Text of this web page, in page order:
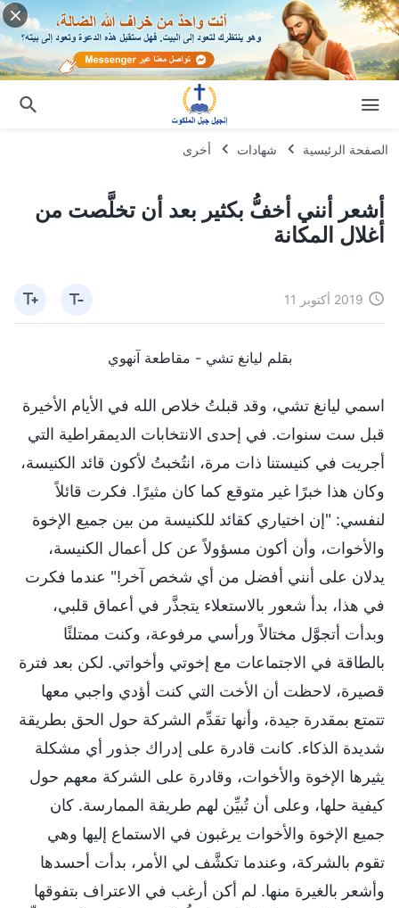
الصفحة الرئيسية شهادات أخرى
أشعر أنني أخفُّ بكثير بعد أن تخلَّصت من
أغلال المكانة
2019 أكتوبر 11
بقلم ليانغ تشي - مقاطعة آنهوي
اسمي ليانغ تشي، وقد قبلتُ خلاص الله في الأيام الأخيرة
قبل ست سنوات. في إحدى الانتخابات الديمقراطية التي
أجريت في كنيستنا ذات مرة، انتُخبتُ لأكون قائد الكنيسة،
وكان هذا خبرًا غير متوقع كما كان مثيرًا. فكرت قائلاً
لنفسي: "إن اختياري كقائد للكنيسة من بين جميع الإخوة
والأخوات، وأن أكون مسؤولاً عن كل أعمال الكنيسة،
يدلان على أنني أفضل من أي شخص آخر!" عندما فكرت
في هذا، بدأ شعور بالاستعلاء يتجذَّر في أعماق قلبي،
وبدأت أتجوَّل مختالاً ورأسي مرفوعة، وكنت ممتلئًا
بالطاقة في الاجتماعات مع إخوتي وأخواتي. لكن بعد فترة
قصيرة، لاحظت أن الأخت التي كنت أؤدي واجبي معها
تتمتع بمقدرة جيدة، وأنها تقدِّم الشركة حول الحق بطريقة
شديدة الذكاء. كانت قادرة على إدراك جذور أي مشكلة
يثيرها الإخوة والأخوات، وقادرة على الشركة معهم حول
كيفية حلها، وعلى أن تُبيِّن لهم طريقة الممارسة. كان
جميع الإخوة والأخوات يرغبون في الاستماع إليها وهي
تقوم بالشركة، وعندما تكشَّف لي الأمر، بدأت أحسدها
وأشعر بالغيرة منها. لم أكن أرغب في الاعتراف بتفوقها